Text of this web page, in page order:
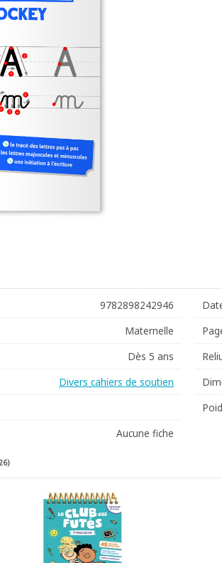
9782898242946
Maternelle
Dès 5 ans
Divers cahiers de soutien
Aucune fiche